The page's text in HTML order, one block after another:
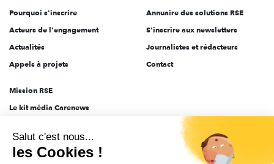
Pourquoi s'inscrire
Acteurs de l'engagement
Actualités
Appels à projets
Annuaire des solutions RSE
S'inscrire aux newsletters
Journalistes et rédacteurs
Contact
Mission RSE
Le kit média Carenews
AEF info
Novethic
Salut c'est nous...
les Cookies !